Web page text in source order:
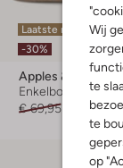
Wij
te
te
op
Laatste maten
-30%
Apples & Pears
Enkelboots
€ 69,95
€ 48,99